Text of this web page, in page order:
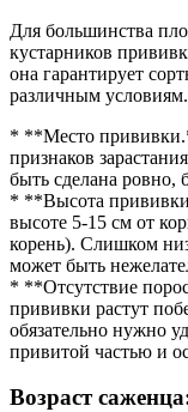
Для большинства
кустарников
она гарантирует
различным условиям.
* **Место
признаков
быть сделана ровно,
* **Высота
высоте 5-15 см от
корень). Слишком
может быть
* **Отсутствие
прививки растут
обязательно нужно
привитой частью и
Возраст